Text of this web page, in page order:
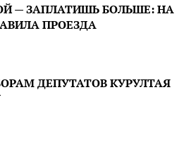
— ЗАПЛАТИШЬ БОЛЬШЕ: НА
ПРОЕЗДА
ДЕПУТАТОВ КУРУЛТАЯ